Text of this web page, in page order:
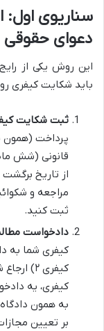
سناریوی اول:
دعوای حقوقی
این روش یکی از
باید شکایت کیفری
ثبت شکایت
پرداخت (همون
قانونی (شش
از تاریخ
مراجعه و
ثبت کنید.
دادخواست
کیفری شما به
کیفری
کیفری، یه
به همون دادگاه
بر تعیین